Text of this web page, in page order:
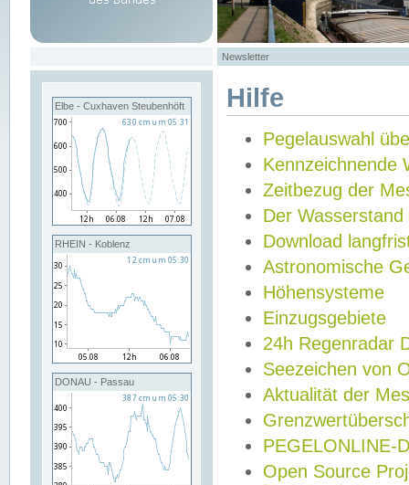
Newsletter
Elbe - Cuxhaven Steubenhöft
RHEIN - Koblenz
DONAU - Passau
Hilfe
Pegelauswahl
Kennzeichnende
Zeitbezug der
Der Wasserstand
Download
Astronomische
Höhensysteme
Einzugsgebiete
24h Regenradar
Seezeichen von
Aktualität der
PEGELONLINE-
Open Source